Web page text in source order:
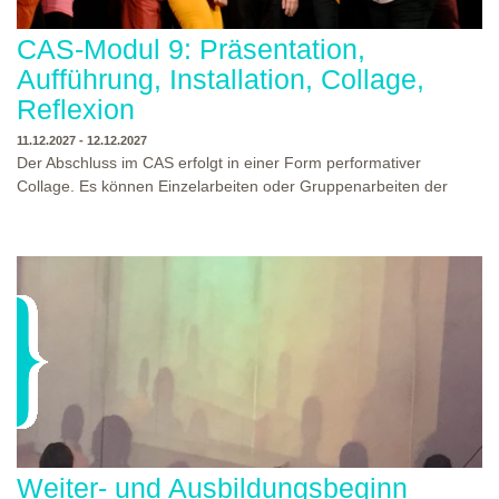
CAS-Modul 9: Präsentation,
Aufführung, Installation, Collage,
Reflexion
11.12.2027 - 12.12.2027
Der Abschluss im CAS erfolgt in einer Form performativer
Collage. Es können Einzelarbeiten oder Gruppenarbeiten der
Ausbildungsprogramm zu erleben. Die Studierenden des
oder Präsentation. Wir freuen uns über Begegnungen und
WO?
Weiter- und Ausbildungsbeginn